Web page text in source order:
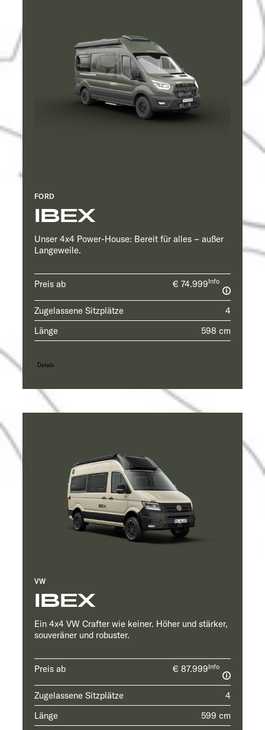
IBEX
FORD
Unser 4x4 Power-House: Bereit für alles – außer
Langeweile.
Preis ab € 74.999Info
Zugelassene Sitzplätze
4
Länge
598 cm
Details
IBEX
VW
Ein 4x4 VW Crafter wie keiner. Höher und stärker,
souveräner und robuster.
Preis ab € 87.999Info
Zugelassene Sitzplätze
4
Länge
599 cm